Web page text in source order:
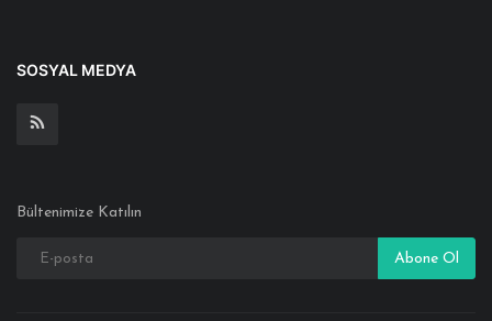
SOSYAL MEDYA
Bültenimize Katılın
Abone Ol